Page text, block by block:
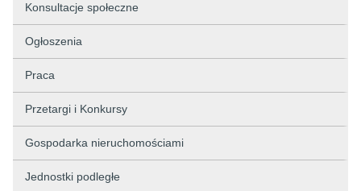
Konsultacje społeczne
Ogłoszenia
Praca
Przetargi i Konkursy
Gospodarka nieruchomościami
Jednostki podległe